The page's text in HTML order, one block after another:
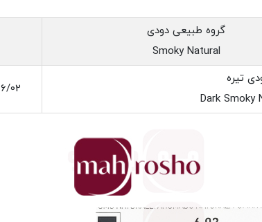
گروه طبیعی دودی
Smoky Natural
تیره
Dark Smoky
6/02